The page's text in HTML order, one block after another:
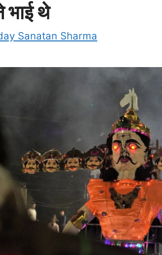
भाई थे
Sanatan Sharma